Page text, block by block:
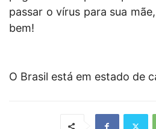
passar o vírus para sua
bem!
O Brasil está em estado de